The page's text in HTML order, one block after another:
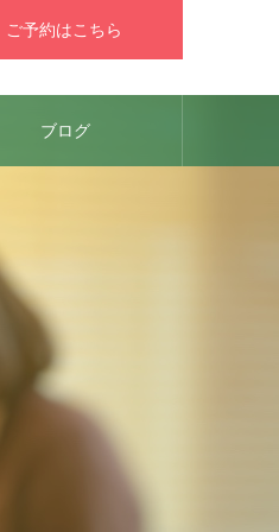
ご予約はこちら
ブログ